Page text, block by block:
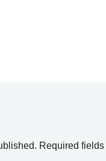
Required fields